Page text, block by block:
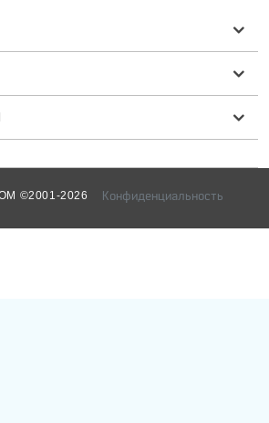
©2001-2026 Конфиденциальность